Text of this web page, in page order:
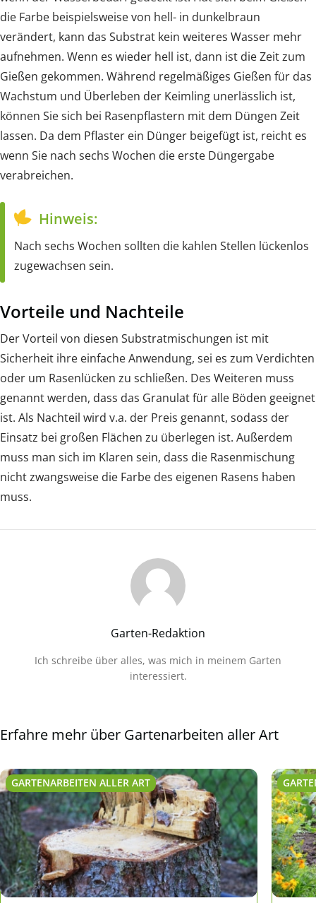
die Farbe beispielsweise von hell- in dunkelbraun
verändert, kann das Substrat kein weiteres Wasser mehr
aufnehmen. Wenn es wieder hell ist, dann ist die Zeit zum
Gießen gekommen. Während regelmäßiges Gießen für das
Wachstum und Überleben der Keimling unerlässlich ist,
können Sie sich bei Rasenpflastern mit dem Düngen Zeit
lassen. Da dem Pflaster ein Dünger beigefügt ist, reicht es
wenn Sie nach sechs Wochen die erste Düngergabe
verabreichen.
Hinweis:
Nach sechs Wochen sollten die kahlen Stellen lückenlos
zugewachsen sein.
Vorteile und Nachteile
Der Vorteil von diesen Substratmischungen ist mit
Sicherheit ihre einfache Anwendung, sei es zum Verdichten
oder um Rasenlücken zu schließen. Des Weiteren muss
genannt werden, dass das Granulat für alle Böden geeignet
ist. Als Nachteil wird v.a. der Preis genannt, sodass der
Einsatz bei großen Flächen zu überlegen ist. Außerdem
muss man sich im Klaren sein, dass die Rasenmischung
nicht zwangsweise die Farbe des eigenen Rasens haben
muss.
Garten-Redaktion
Ich schreibe über alles, was mich in meinem Garten
interessiert.
Erfahre mehr über Gartenarbeiten aller Art
GARTENARBEITEN ALLER ART